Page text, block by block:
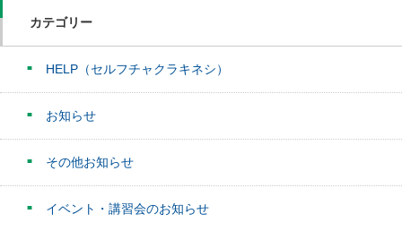
カテゴリー
HELP（セルフチャクラキネシ）
お知らせ
その他お知らせ
イベント・講習会のお知らせ